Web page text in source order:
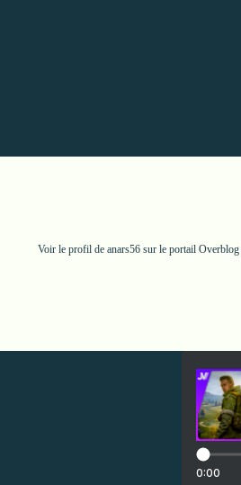
Voir le profil de anars56 sur le portail Overblog
0:00